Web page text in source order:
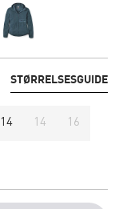
STØRRELSESGUIDE
14 14 16